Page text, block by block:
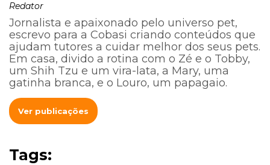
Redator
Jornalista e apaixonado pelo universo pet,
escrevo para a Cobasi criando conteúdos que
ajudam tutores a cuidar melhor dos seus pets.
Em casa, divido a rotina com o Zé e o Tobby,
um Shih Tzu e um vira-lata, a Mary, uma
gatinha branca, e o Louro, um papagaio.
Ver publicações
Tags: